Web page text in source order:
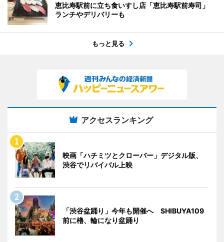
恵比寿駅前に立ち食いすし店「恵比寿駅前寿司」
ランチやデリバリーも
もっと見る
アクセスランキング
映画「ハチミツとクローバー」デジタル版、
渋谷でリバイバル上映
「渋谷盆踊り」今年も開催へ SHIBUYA109
前に櫓、輪になり盆踊り